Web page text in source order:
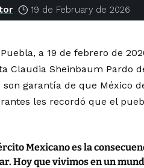
19 de February de 2026
a 19 de febrero de
Claudia Sheinbaum Pardo
son garantía de que México
les recordó que el
Mexicano es la
Hoy que vivimos en un